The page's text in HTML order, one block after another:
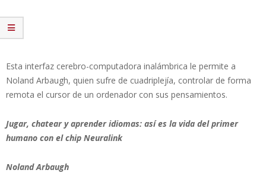
Esta interfaz cerebro-computadora inalámbrica le permite a
Noland Arbaugh, quien sufre de cuadriplejía, controlar de forma
remota el cursor de un ordenador con sus pensamientos.
Jugar, chatear y aprender idiomas: así es la vida del primer
humano con el chip Neuralink
Noland Arbaugh